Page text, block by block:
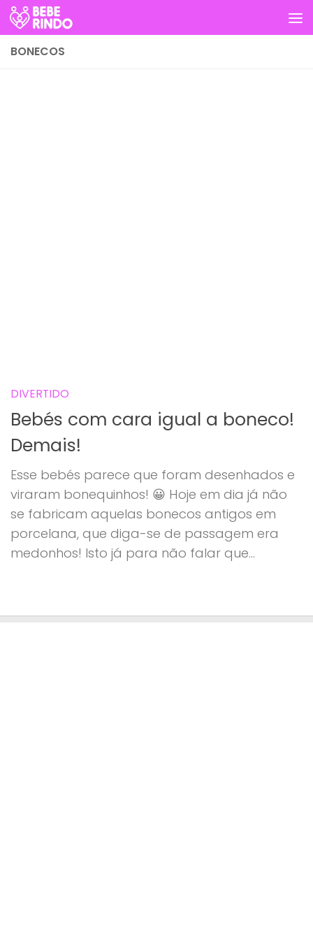
Skip to content
BONECOS
DIVERTIDO
Bebés com cara igual a boneco!
Demais!
Esse bebés parece que foram desenhados e
viraram bonequinhos! 😀 Hoje em dia já não
se fabricam aquelas bonecos antigos em
porcelana, que diga-se de passagem era
medonhos! Isto já para não falar que...